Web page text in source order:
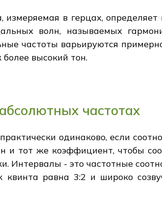
измеряемая в герцах,
волн, называемых
частоты варьируются
высокий тон.
частотах
одинаково, если
тот же коэффициент, чтобы
Интервалы - это частотные
квинта равна 3:2 и широко